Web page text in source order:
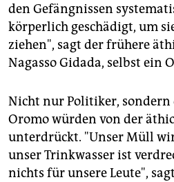
den Gefängnissen
körperlich geschädigt, um
ziehen", sagt der frühere
Nagasso Gidada, selbst ein
Nicht nur Politiker, sondern
Oromo würden von der
unterdrückt. "Unser Müll
unser Trinkwasser ist
nichts für unsere Leute",